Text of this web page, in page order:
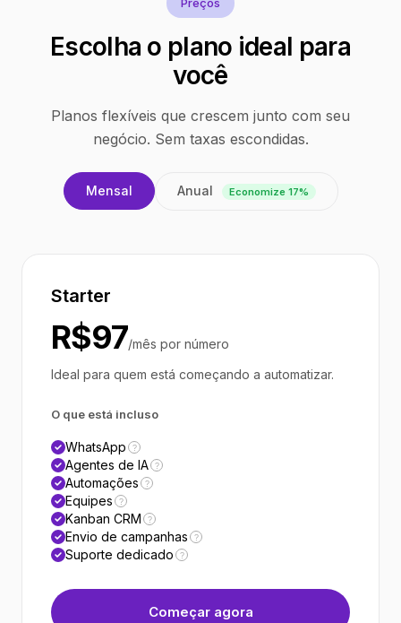
Escolha o plano ideal para
você
Planos flexíveis que crescem junto com seu
negócio. Sem taxas escondidas.
Mensal Anual Economize 17%
Starter
R$97/mês por número
Ideal para quem está começando a automatizar.
O que está incluso
WhatsApp ?
Agentes de IA ?
Automações ?
Equipes ?
Kanban CRM ?
Envio de campanhas ?
Suporte dedicado ?
Começar agora